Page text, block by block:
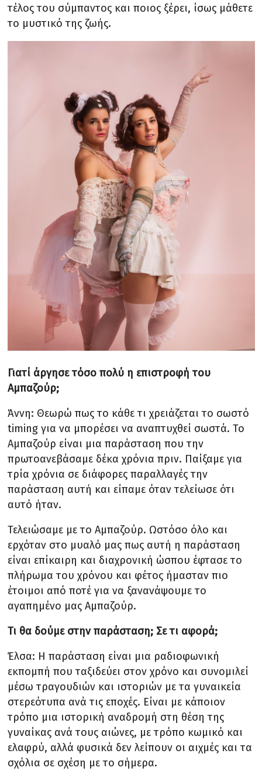
τέλος του σύμπαντος και ποιος ξέρει, ίσως μάθετε
το μυστικό της ζωής.
Γιατί άργησε τόσο πολύ η επιστροφή του
Αμπαζούρ;
Άννη: Θεωρώ πως το κάθε τι χρειάζεται το σωστό
timing για να μπορέσει να αναπτυχθεί σωστά. Το
Αμπαζούρ είναι μια παράσταση που την
πρωτοανεβάσαμε δέκα χρόνια πριν. Παίξαμε για
τρία χρόνια σε διάφορες παραλλαγές την
παράσταση αυτή και είπαμε όταν τελείωσε ότι
αυτό ήταν.
Τελειώσαμε με το Αμπαζούρ. Ωστόσο όλο και
ερχόταν στο μυαλό μας πως αυτή η παράσταση
είναι επίκαιρη και διαχρονική ώσπου έφτασε το
πλήρωμα του χρόνου και φέτος ήμασταν πιο
έτοιμοι από ποτέ για να ξανανάψουμε το
αγαπημένο μας Αμπαζούρ.
Τι θα δούμε στην παράσταση; Σε τι αφορά;
Έλσα: Η παράσταση είναι μια ραδιοφωνική
εκπομπή που ταξιδεύει στον χρόνο και συνομιλεί
μέσω τραγουδιών και ιστοριών με τα γυναικεία
στερεότυπα ανά τις εποχές. Είναι με κάποιον
τρόπο μια ιστορική αναδρομή στη θέση της
γυναίκας ανά τους αιώνες, με τρόπο κωμικό και
ελαφρύ, αλλά φυσικά δεν λείπουν οι αιχμές και τα
σχόλια σε σχέση με το σήμερα.